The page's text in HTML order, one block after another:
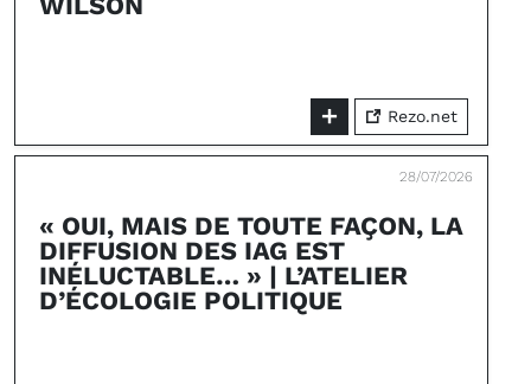
Rezo.net
28/07/2026
« OUI, MAIS DE TOUTE FAÇON, LA
DIFFUSION DES IAG EST
INÉLUCTABLE… » | L’ATELIER
D’ÉCOLOGIE POLITIQUE